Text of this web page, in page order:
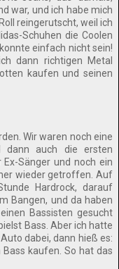
war, und ich habe mich
reingerutscht, weil ich
Schuhen die Coolen
einfach nicht sein!
dann richtigen Metal
kaufen und seinen
Wir waren noch eine
dann auch die ersten
Ex-Sänger und noch ein
wieder getroffen. Auf
Hardrock, darauf
Bangen, und da haben
Bassisten gesucht
Bass. Aber ich hatte
dabei, dann hieß es:
kaufen. So hat das